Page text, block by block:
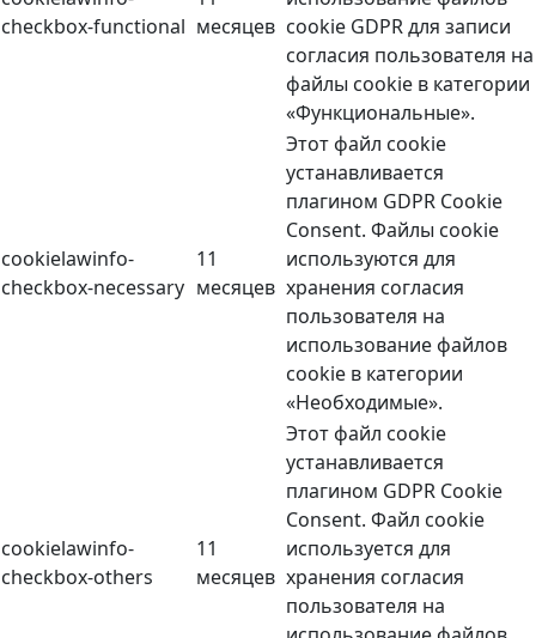
checkbox-functional месяцев cookie GDPR для записи
согласия пользователя на
файлы cookie в категории
«Функциональные».
cookielawinfo-
checkbox-necessary
11
месяцев
Этот файл cookie
устанавливается
плагином GDPR Cookie
Consent. Файлы cookie
используются для
хранения согласия
пользователя на
использование файлов
cookie в категории
«Необходимые».
cookielawinfo-
checkbox-others
11
месяцев
Этот файл cookie
устанавливается
плагином GDPR Cookie
Consent. Файл cookie
используется для
хранения согласия
пользователя на